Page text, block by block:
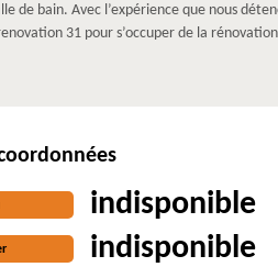
de bain. Avec l’expérience que nous
31 pour s’occuper de la
indisponible
indisponible